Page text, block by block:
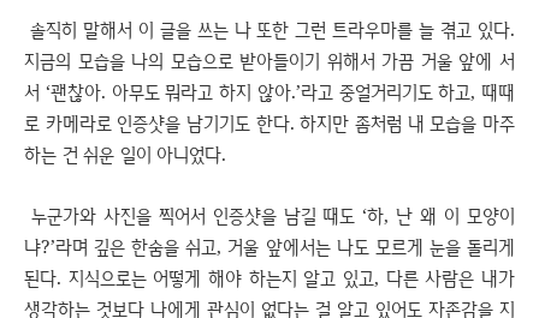
솔직히 말해서 이 글을 쓰는 나 또한 그런 트라우마를 늘 겪고 있다.
지금의 모습을 나의 모습으로 받아들이기 위해서 가끔 거울 앞에 서
서 ‘괜찮아. 아무도 뭐라고 하지 않아.’라고 중얼거리기도 하고, 때때
로 카메라로 인증샷을 남기기도 한다. 하지만 좀처럼 내 모습을 마주
하는 건 쉬운 일이 아니었다.
누군가와 사진을 찍어서 인증샷을 남길 때도 ‘하, 난 왜 이 모양이
냐?’라며 깊은 한숨을 쉬고, 거울 앞에서는 나도 모르게 눈을 돌리게
된다. 지식으로는 어떻게 해야 하는지 알고 있고, 다른 사람은 내가
생각하는 것보다 나에게 관심이 없다는 걸 알고 있어도 자존감을 지